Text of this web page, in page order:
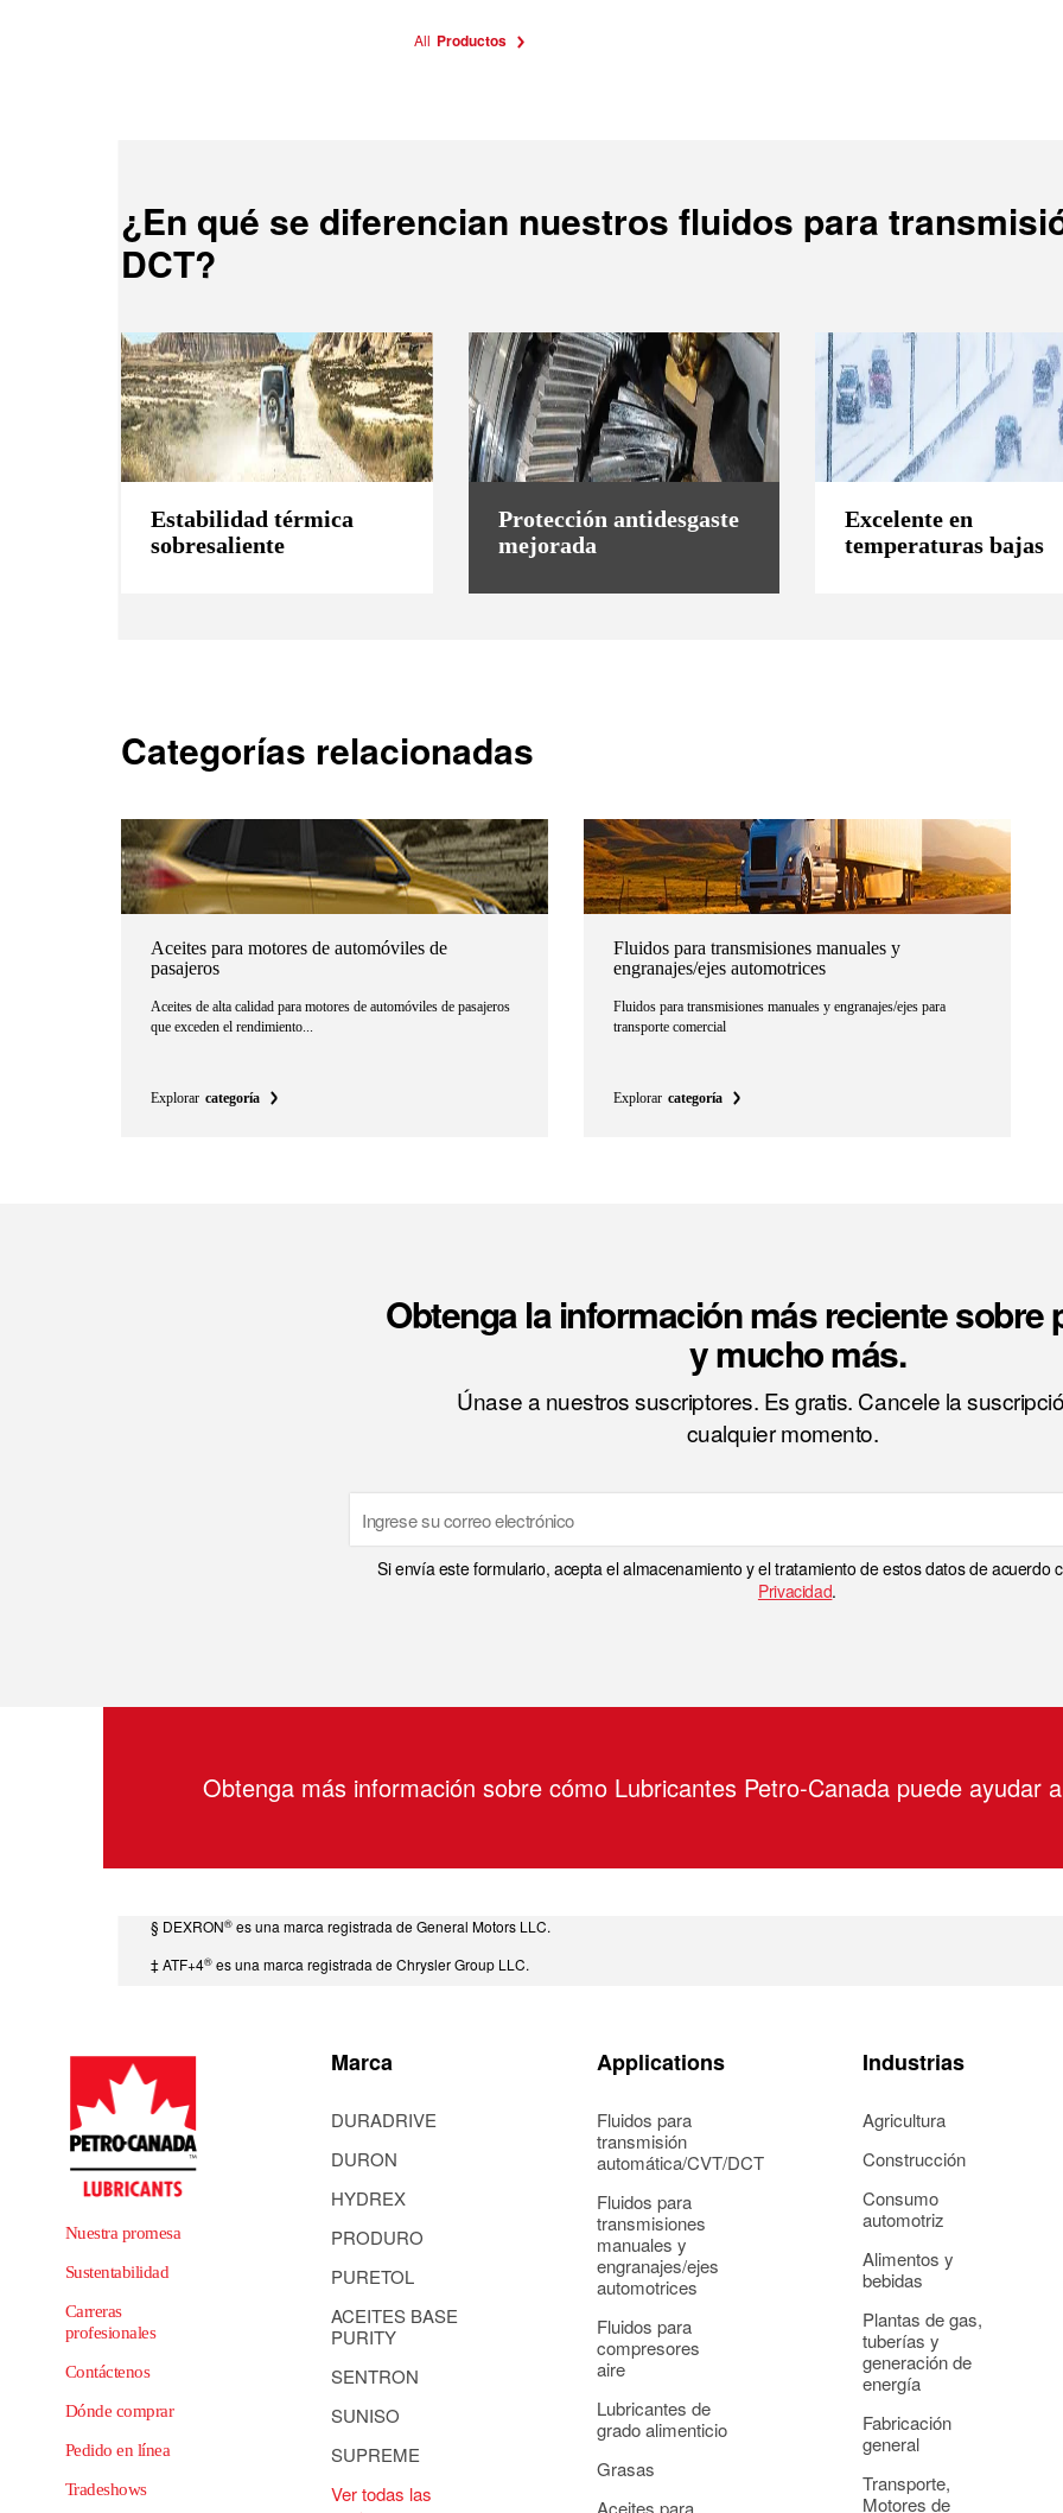
All Productos
¿En qué se diferencian nuestros fluidos para
DCT?
Estabilidad térmica
sobresaliente
Protección antidesgaste
mejorada
Excelente en
temperaturas bajas
Categorías relacionadas
Aceites para motores de automóviles de
pasajeros
Aceites de alta calidad para motores de automóviles de pasajeros
que exceden el rendimiento...
Explorar categoría
Fluidos para transmisiones manuales y
engranajes/ejes automotrices
Fluidos para transmisiones manuales y engranajes/ejes para
transporte comercial
Explorar categoría
Obtenga la información más reciente sobre
y mucho más.
Únase a nuestros suscriptores. Es gratis. Cancele la
cualquier momento.
Email
Si envía este formulario, acepta el almacenamiento y el tratamiento de estos datos de acuerdo
Privacidad.
Obtenga más información sobre cómo Lubricantes Petro-Canada puede ayudar
§ DEXRON® es una marca registrada de General Motors LLC.
‡ ATF+4® es una marca registrada de Chrysler Group LLC.
Nuestra promesa
Sustentabilidad
Carreras
profesionales
Contáctenos
Dónde comprar
Pedido en línea
Tradeshows
Marca
DURADRIVE
DURON
HYDREX
PRODURO
PURETOL
ACEITES BASE
PURITY
SENTRON
SUNISO
SUPREME
Ver todas las
Applications
Fluidos para
transmisión
automática/CVT/DCT
Fluidos para
transmisiones
manuales y
engranajes/ejes
automotrices
Fluidos para
compresores
aire
Lubricantes de
grado alimenticio
Grasas
Aceites para
Industrias
Agricultura
Construcción
Consumo
automotriz
Alimentos y
bebidas
Plantas de gas,
tuberías y
generación de
energía
Fabricación
general
Transporte,
Motores de